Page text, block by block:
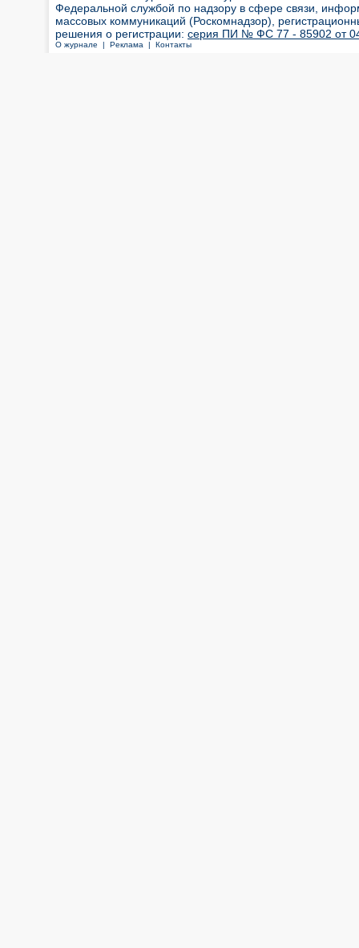
Федеральной службой по надзору в сфере связи,
массовых коммуникаций (Роскомнадзор),
решения о регистрации: серия ПИ № ФС 77 - 85902 от 04
О журнале | Реклама | Контакты